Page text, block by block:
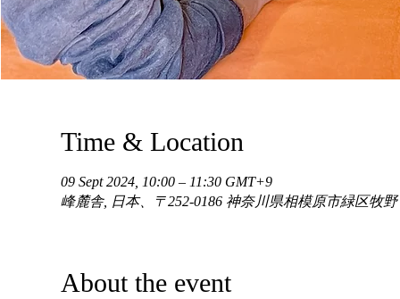
Time & Location
09 Sept 2024, 10:00 – 11:30 GMT+9
峰麓舎, 日本、〒252-0186 神奈川県相模原市緑区牧
About the event